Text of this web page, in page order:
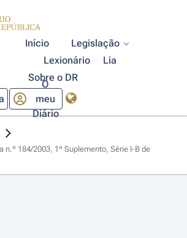
Início
Legislação
Lexionário
Lia
Sobre o DR
O
meu
Diário
n.º 184/2003, 1º Suplemento, Série I-B de